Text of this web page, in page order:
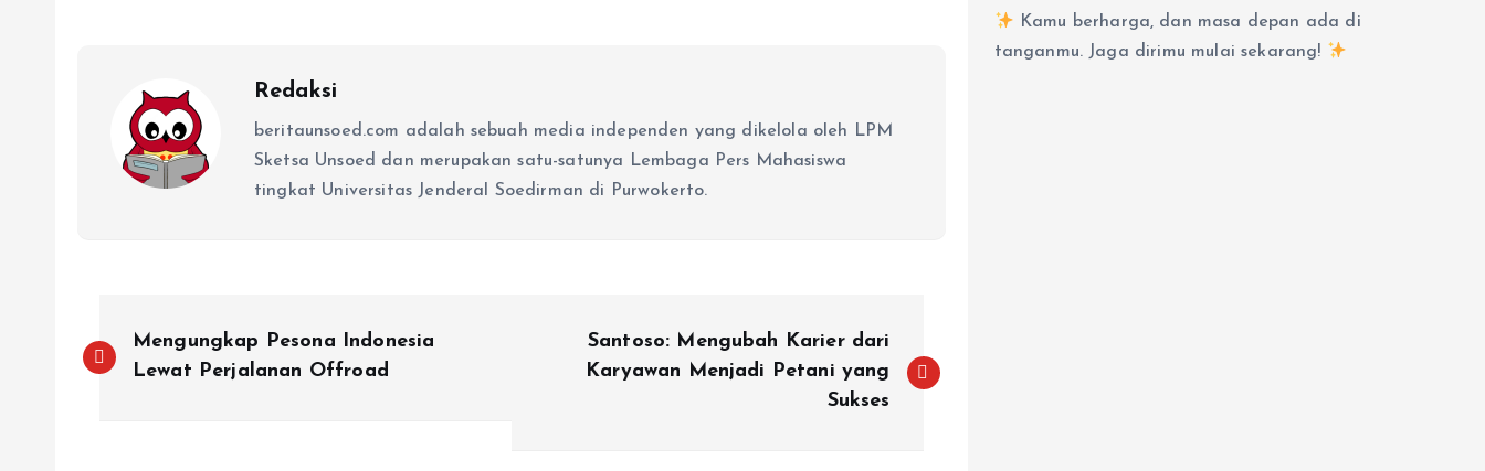
Redaksi
beritaunsoed.com adalah sebuah media independen yang dikelola oleh LPM
Sketsa Unsoed dan merupakan satu-satunya Lembaga Pers Mahasiswa
tingkat Universitas Jenderal Soedirman di Purwokerto.
Mengungkap Pesona Indonesia
Lewat Perjalanan Offroad
Santoso: Mengubah Karier dari
Karyawan Menjadi Petani yang
Sukses
Kamu berharga, dan masa depan ada di
tanganmu. Jaga dirimu mulai sekarang!